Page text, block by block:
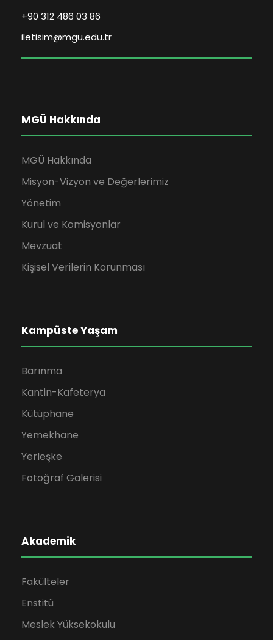
+90 312 486 03 86
iletisim@mgu.edu.tr
MGÜ Hakkında
MGÜ Hakkında
Misyon-Vizyon ve Değerlerimiz
Yönetim
Kurul ve Komisyonlar
Mevzuat
Kişisel Verilerin Korunması
Kampüste Yaşam
Barınma
Kantin-Kafeterya
Kütüphane
Yemekhane
Yerleşke
Fotoğraf Galerisi
Akademik
Fakülteler
Enstitü
Meslek Yüksekokulu